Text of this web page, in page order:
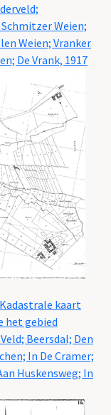
Weien;
Weien; Vranker
De Vrank, 1917
kaart
het gebied
Beersdal; Den
In De Cramer;
Huskensweg; In